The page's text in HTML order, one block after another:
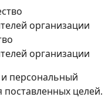
организации
персональный
целей.